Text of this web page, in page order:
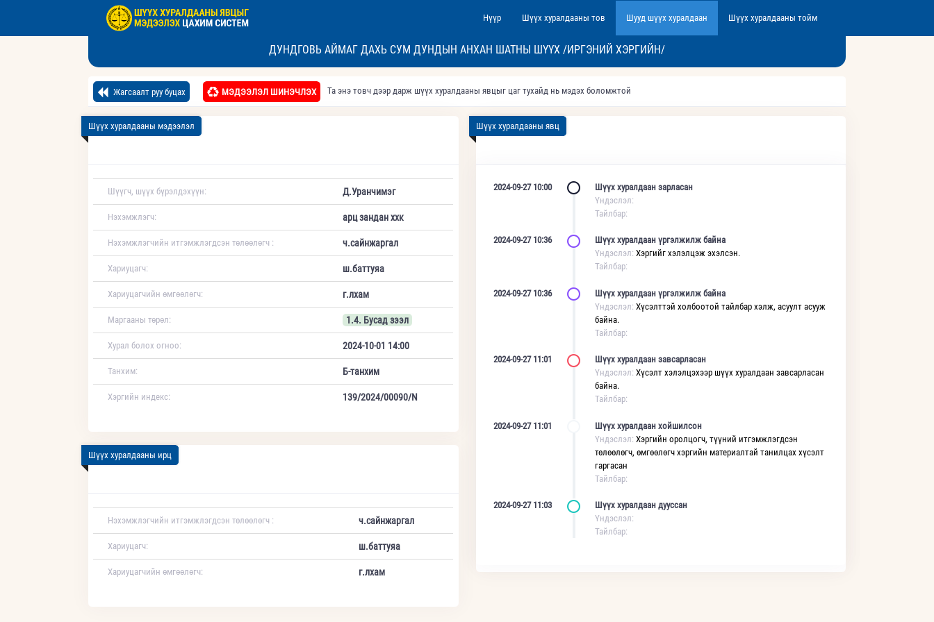
Нүүр Шүүх хуралдааны тов Шууд шүүх хуралдаан Шүүх хуралдааны тойм
ДУНДГОВЬ АЙМАГ ДАХЬ СУМ ДУНДЫН АНХАН ШАТНЫ ШҮҮХ /ИРГЭНИЙ ХЭРГИЙН/
Жагсаалт руу буцах МЭДЭЭЛЭЛ ШИНЭЧЛЭХ Та энэ товч дээр дарж шүүх хуралдааны явцыг цаг тухайд нь мэдэх боломжтой
Шүүх хуралдааны мэдээлэл
Шүүгч, шүүх бүрэлдэхүүн: Д.Уранчимэг
Нэхэмжлэгч: арц зандан ххк
Нэхэмжлэгчийн итгэмжлэгдсэн төлөөлөгч : ч.сайнжаргал
Хариуцагч: ш.баттуяа
Хариуцагчийн өмгөөлөгч: г.лхам
Маргааны төрөл: 1.4. Бусад зээл
Хурал болох огноо: 2024-10-01 14:00
Танхим: Б-танхим
Хэргийн индекс: 139/2024/00090/N
Шүүх хуралдааны ирц
Нэхэмжлэгчийн итгэмжлэгдсэн төлөөлөгч : ч.сайнжаргал
Хариуцагч: ш.баттуяа
Хариуцагчийн өмгөөлөгч: г.лхам
Шүүх хуралдааны явц
2024-09-27 10:00
Шүүх хуралдаан зарласан
Үндэслэл:
Тайлбар:
2024-09-27 10:36
Шүүх хуралдаан үргэлжилж байна
Үндэслэл: Хэргийг хэлэлцэж эхэлсэн.
Тайлбар:
2024-09-27 10:36
Шүүх хуралдаан үргэлжилж байна
Үндэслэл: Хүсэлттэй холбоотой тайлбар хэлж, асуулт асууж
байна.
Тайлбар:
2024-09-27 11:01
Шүүх хуралдаан завсарласан
Үндэслэл: Хүсэлт хэлэлцэхээр шүүх хуралдаан завсарласан
байна.
Тайлбар:
2024-09-27 11:01
Шүүх хуралдаан хойшилсон
Үндэслэл: Хэргийн оролцогч, түүний итгэмжлэгдсэн
төлөөлөгч, өмгөөлөгч хэргийн материалтай танилцах хүсэлт
гаргасан
Тайлбар:
2024-09-27 11:03
Шүүх хуралдаан дууссан
Үндэслэл:
Тайлбар: